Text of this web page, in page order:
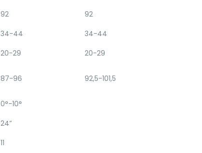
92
92
34-44
34-44
20-29
20-29
87-96 92,5-101,5
0°-10°
24”
11